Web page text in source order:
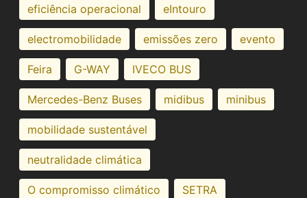
eficiência operacional eIntouro
electromobilidade emissões zero evento
Feira G-WAY IVECO BUS
Mercedes-Benz Buses midibus minibus
mobilidade sustentável
neutralidade climática
O compromisso climático SETRA